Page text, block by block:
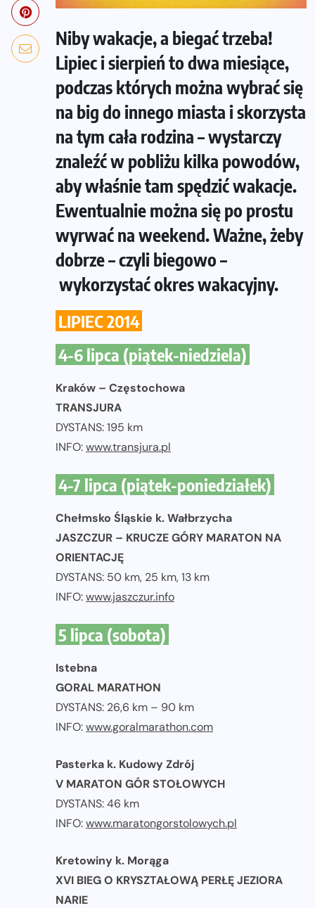
Niby wakacje, a biegać trzeba!
Lipiec i sierpień to dwa miesiące,
podczas których można wybrać się
na big do innego miasta i skorzysta
na tym cała rodzina – wystarczy
znaleźć w pobliżu kilka powodów,
aby właśnie tam spędzić wakacje.
Ewentualnie można się po prostu
wyrwać na weekend. Ważne, żeby
dobrze – czyli biegowo –
wykorzystać okres wakacyjny.
LIPIEC 2014
4-6 lipca (piątek-niedziela)
Kraków – Częstochowa
TRANSJURA
DYSTANS: 195 km
INFO:www.transjura.pl
4-7 lipca (piątek-poniedziałek)
Chełmsko Śląskie k. Wałbrzycha
JASZCZUR – KRUCZE GÓRY MARATON NA
ORIENTACJĘ
DYSTANS: 50 km, 25 km, 13 km
INFO:www.jaszczur.info
5 lipca (sobota)
Istebna
GORAL MARATHON
DYSTANS: 26,6 km – 90 km
INFO:www.goralmarathon.com
Pasterka k. Kudowy Zdrój
V MARATON GÓR STOŁOWYCH
DYSTANS: 46 km
INFO:www.maratongorstolowych.pl
Kretowiny k. Morąga
XVI BIEG O KRYSZTAŁOWĄ PERŁĘ JEZIORA
NARIE